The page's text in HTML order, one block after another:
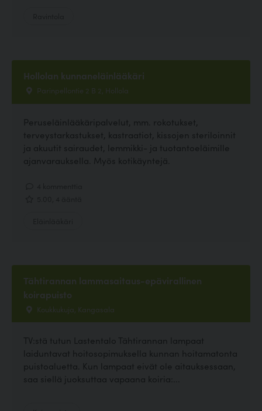
Hollolan kunnaneläinlääkäri
Parinpellontie 2 B 2, Hollola
Peruseläinlääkäripalvelut, mm. rokotukset,
terveystarkastukset, kastraatiot, kissojen steriloinnit
ja akuutit sairaudet, lemmikki- ja tuotantoeläimille
ajanvarauksella. Myös kotikäyntejä.
Tähtirannan lammasaitaus-epävirallinen
koirapuisto
Koukkukuja, Kangasala
TV:stä tutun Lastentalo Tähtirannan lampaat
laiduntavat hoitosopimuksella kunnan hoitamatonta
puistoaluetta. Kun lampaat eivät ole aitauksessaan,
saa siellä juoksuttaa vapaana koiria:...